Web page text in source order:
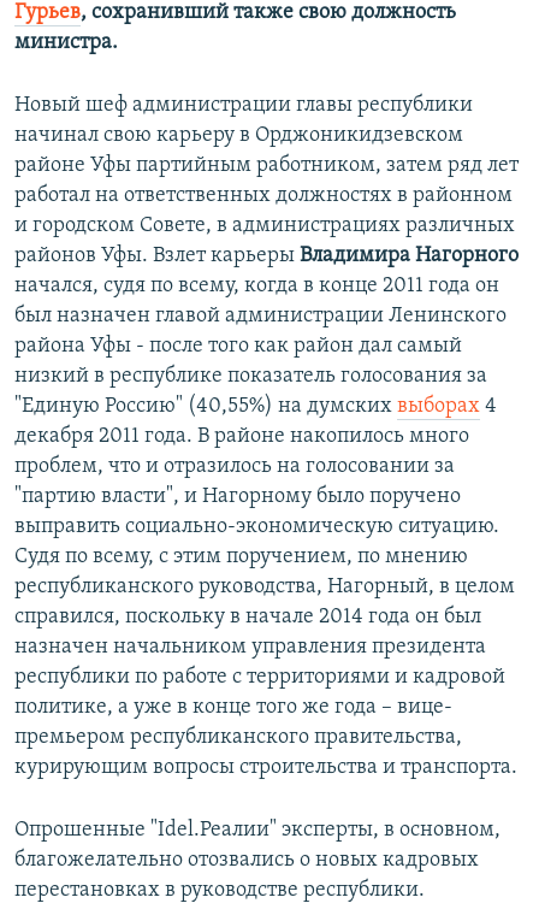
Гурьев, сохранивший также свою должность
министра.
Новый шеф администрации главы республики
начинал свою карьеру в Орджоникидзевском
районе Уфы партийным работником, затем ряд лет
работал на ответственных должностях в районном
и городском Совете, в администрациях различных
районов Уфы. Взлет карьеры Владимира Нагорного
начался, судя по всему, когда в конце 2011 года он
был назначен главой администрации Ленинского
района Уфы - после того как район дал самый
низкий в республике показатель голосования за
"Единую Россию" (40,55%) на думских выборах 4
декабря 2011 года. В районе накопилось много
проблем, что и отразилось на голосовании за
"партию власти", и Нагорному было поручено
выправить социально-экономическую ситуацию.
Судя по всему, с этим поручением, по мнению
республиканского руководства, Нагорный, в целом
справился, поскольку в начале 2014 года он был
назначен начальником управления президента
республики по работе с территориями и кадровой
политике, а уже в конце того же года – вице-
премьером республиканского правительства,
курирующим вопросы строительства и транспорта.
Опрошенные "Idel.Реалии" эксперты, в основном,
благожелательно отозвались о новых кадровых
перестановках в руководстве республики.